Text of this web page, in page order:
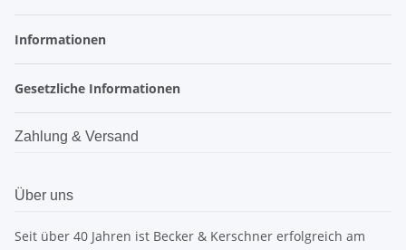
Informationen
Gesetzliche Informationen
Zahlung & Versand
Über uns
Seit über 40 Jahren ist Becker & Kerschner erfolgreich am